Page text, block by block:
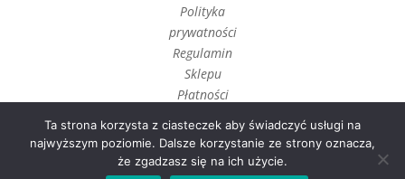
Polityka
prywatności
Regulamin
Sklepu
Płatności
i wysyłka
Zwroty, reklamacje i
Ta strona korzysta z ciasteczek aby świadczyć usługi na
najwyższym poziomie. Dalsze korzystanie ze strony oznacza,
że zgadzasz się na ich użycie.